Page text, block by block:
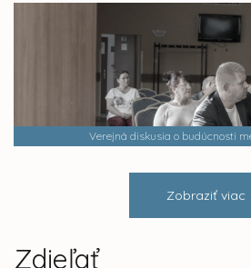
Verejná diskusia o budúcnosti
Zobraziť viac
Zdieľať